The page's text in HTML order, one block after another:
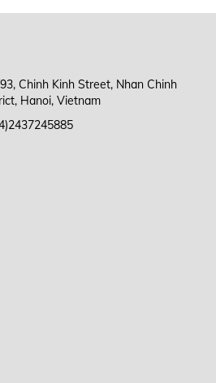
Chinh Kinh Street, Nhan Chinh
Hanoi, Vietnam